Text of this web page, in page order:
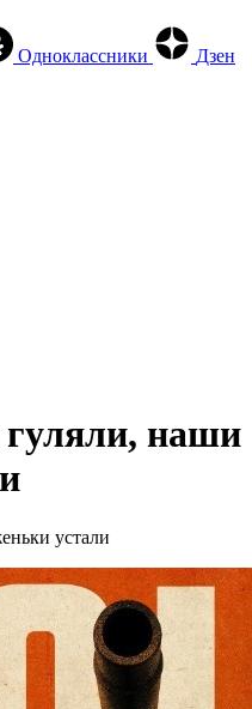
Одноклассники
Дзен
наши
устали